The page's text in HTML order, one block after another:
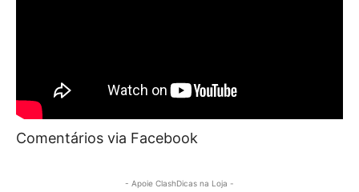
Comentários via Facebook
- Apoie ClashDicas na Loja -